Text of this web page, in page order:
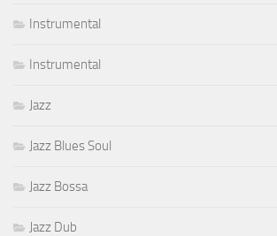
Instrumental
Instrumental
Jazz
Jazz Blues Soul
Jazz Bossa
Jazz Dub